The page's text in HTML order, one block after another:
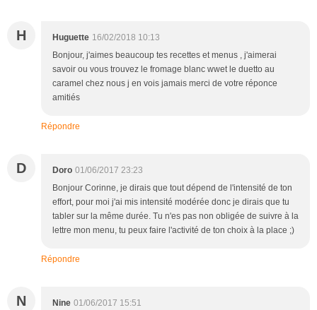
H Huguette 16/02/2018 10:13
Bonjour, j'aimes beaucoup tes recettes et menus , j'aimerai
savoir ou vous trouvez le fromage blanc wwet le duetto au
caramel chez nous j en vois jamais merci de votre réponce
amitiés
Répondre
D Doro 01/06/2017 23:23
Bonjour Corinne, je dirais que tout dépend de l'intensité de ton
effort, pour moi j'ai mis intensité modérée donc je dirais que tu
tabler sur la même durée. Tu n'es pas non obligée de suivre à la
lettre mon menu, tu peux faire l'activité de ton choix à la place ;)
Répondre
N Nine 01/06/2017 15:51